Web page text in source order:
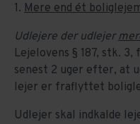
1. Mere end ét
Udlejere der udlejer
Lejelovens § 187, stk.
senest 2 uger efter, at
lejer er fraflyttet
Udlejer skal indkalde